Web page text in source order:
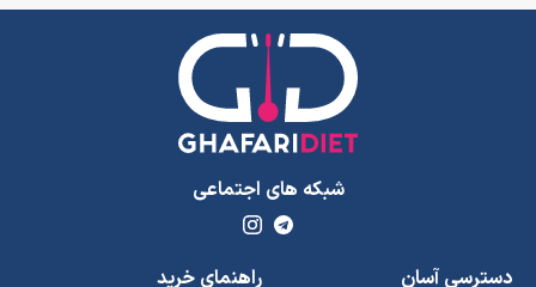
شبکه های اجتماعی
دسترسی آسان راهنمای خرید